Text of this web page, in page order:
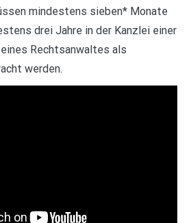
mindestens sieben* Monate
drei Jahre in der Kanzlei einer
Rechtsanwaltes als
werden.